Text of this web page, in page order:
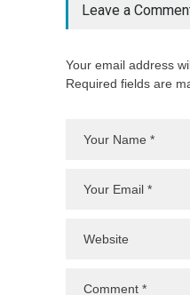
Leave a
Your email address
Required fields are